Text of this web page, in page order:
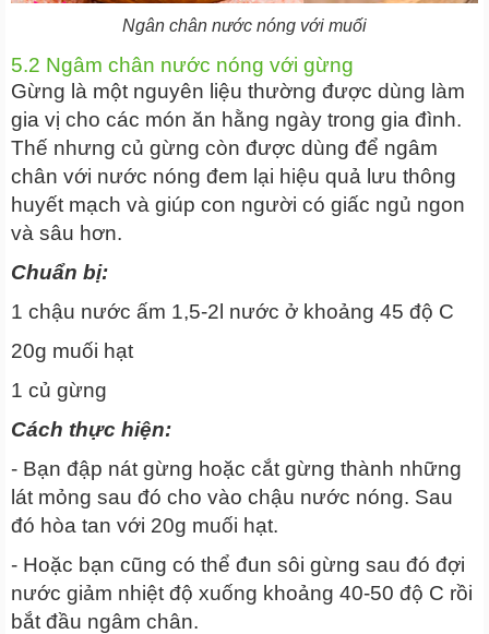
Ngân chân nước nóng với muối
5.2 Ngâm chân nước nóng với gừng
Gừng là một nguyên liệu thường được dùng làm
gia vị cho các món ăn hằng ngày trong gia đình.
Thế nhưng củ gừng còn được dùng để ngâm
chân với nước nóng đem lại hiệu quả lưu thông
huyết mạch và giúp con người có giấc ngủ ngon
và sâu hơn.
Chuẩn bị:
1 chậu nước ấm 1,5-2l nước ở khoảng 45 độ C
20g muối hạt
1 củ gừng
Cách thực hiện:
- Bạn đập nát gừng hoặc cắt gừng thành những
lát mỏng sau đó cho vào chậu nước nóng. Sau
đó hòa tan với 20g muối hạt.
- Hoặc bạn cũng có thể đun sôi gừng sau đó đợi
nước giảm nhiệt độ xuống khoảng 40-50 độ C rồi
bắt đầu ngâm chân.